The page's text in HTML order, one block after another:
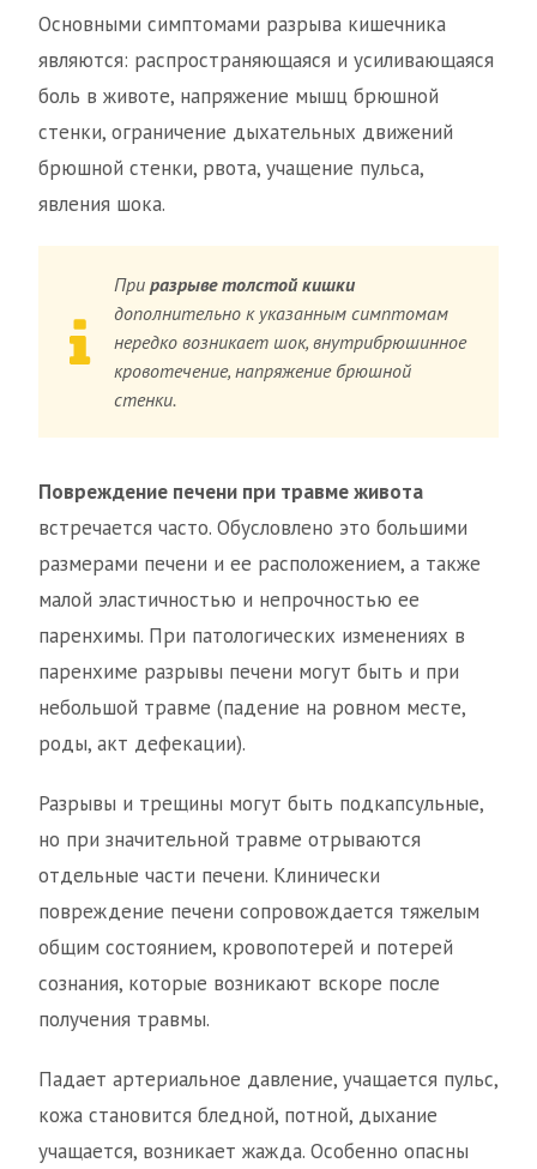
Основными симптомами разрыва кишечника
являются: распространяющаяся и усиливающаяся
боль в животе, напряжение мышц брюшной
стенки, ограничение дыхательных движений
брюшной стенки, рвота, учащение пульса,
явления шока.
Приразрыве толстой кишки
дополнительно к указанным симптомам
нередко возникает шок, внутрибрюшинное
кровотечение, напряжение брюшной
стенки.
Повреждение печени при травме живота
встречается часто. Обусловлено это большими
размерами печени и ее расположением, а также
малой эластичностью и непрочностью ее
паренхимы. При патологических изменениях в
паренхиме разрывы печени могут быть и при
небольшой травме (падение на ровном месте,
роды, акт дефекации).
Разрывы и трещины могут быть подкапсульные,
но при значительной травме отрываются
отдельные части печени. Клинически
повреждение печени сопровождается тяжелым
общим состоянием, кровопотерей и потерей
сознания, которые возникают вскоре после
получения травмы.
Падает артериальное давление, учащается пульс,
кожа становится бледной, потной, дыхание
учащается, возникает жажда. Особенно опасны